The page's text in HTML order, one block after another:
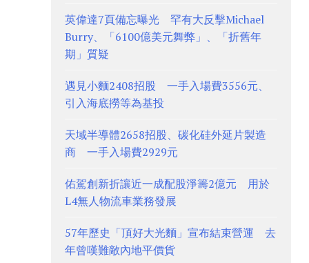
英偉達7頁備忘曝光 罕有大反擊Michael
Burry、「6100億美元舞弊」、「折舊年
期」質疑
遇見小麵2408招股 一手入場費3556元、
引入海底撈等為基投
天域半導體2658招股、碳化硅外延片製造
商 一手入場費2929元
佑駕創新折讓近一成配股淨籌2億元 用於
L4無人物流車業務發展
57年歷史「頂好大光麵」宣布結束營運 去
年曾嘆難敵內地平價貨